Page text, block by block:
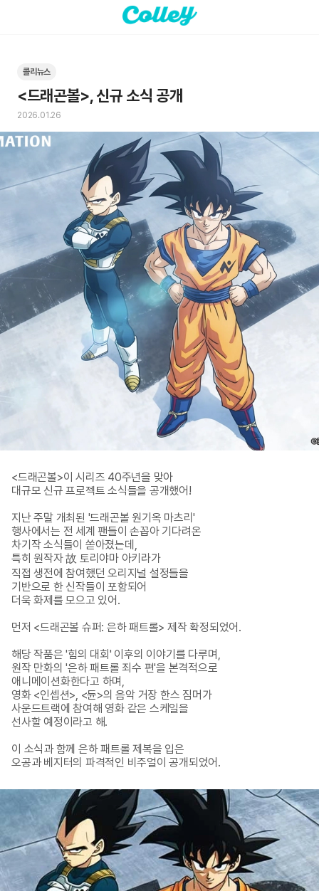
콜리뉴스
<드래곤볼>, 신규 소식 공개
2026.01.26
<드래곤볼>이 시리즈 40주년을 맞아
대규모 신규 프로젝트 소식들을 공개했어!
지난 주말 개최된 '드래곤볼 원기옥 마츠리'
행사에서는 전 세계 팬들이 손꼽아 기다려온
차기작 소식들이 쏟아졌는데,
특히 원작자 故 토리야마 아키라가
직접 생전에 참여했던 오리지널 설정들을
기반으로 한 신작들이 포함되어
더욱 화제를 모으고 있어.
먼저 <드래곤볼 슈퍼: 은하 패트롤> 제작 확정되었어.
해당 작품은 '힘의 대회' 이후의 이야기를 다루며,
원작 만화의 '은하 패트롤 죄수 편'을 본격적으로
애니메이션화한다고 하며,
영화 <인셉션>, <듄>의 음악 거장 한스 짐머가
사운드트랙에 참여해 영화 같은 스케일을
선사할 예정이라고 해.
이 소식과 함께 은하 패트롤 제복을 입은
오공과 베지터의 파격적인 비주얼이 공개되었어.